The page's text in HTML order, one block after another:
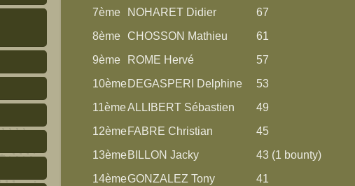
7ème
NOHARET Didier
67
8ème
CHOSSON Mathieu
61
9ème
ROME Hervé
57
10èmeDEGASPERI Delphine
53
11èmeALLIBERT Sébastien
49
12èmeFABRE Christian
45
13èmeBILLON Jacky
43 (1 bounty)
14èmeGONZALEZ Tony
41